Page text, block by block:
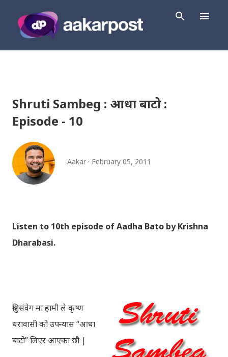
Shruti Sambeg : आधा बाटो :
Episode - 10
Aakar February 05, 2011
Listen to 10th episode of Aadha Bato by Krishna
Dharabasi.
श्रुतिसंवेग मा हामी ले कृष्ण
धरावासी को उपन्यास “आधा
बाटो” लिएर आएका छौ |